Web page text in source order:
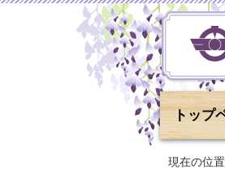
トップ
現在の位